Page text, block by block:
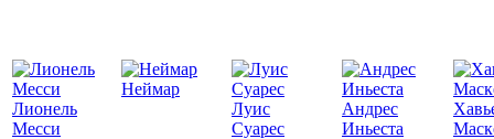
Лионель
Месси
Неймар
Луис
Суарес
Андрес
Иньеста